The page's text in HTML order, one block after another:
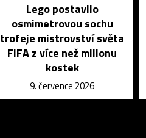
Lego postavilo
osmimetrovou sochu
trofeje mistrovství světa
FIFA z více než milionu
kostek
9. července 2026